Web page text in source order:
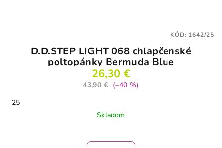
D.D.STEP LIGHT 068 chlapčenské
poltopánky Bermuda Blue
26,30 €
43,90 €
(–40 %)
25
Skladom
KÓD: 1642/25